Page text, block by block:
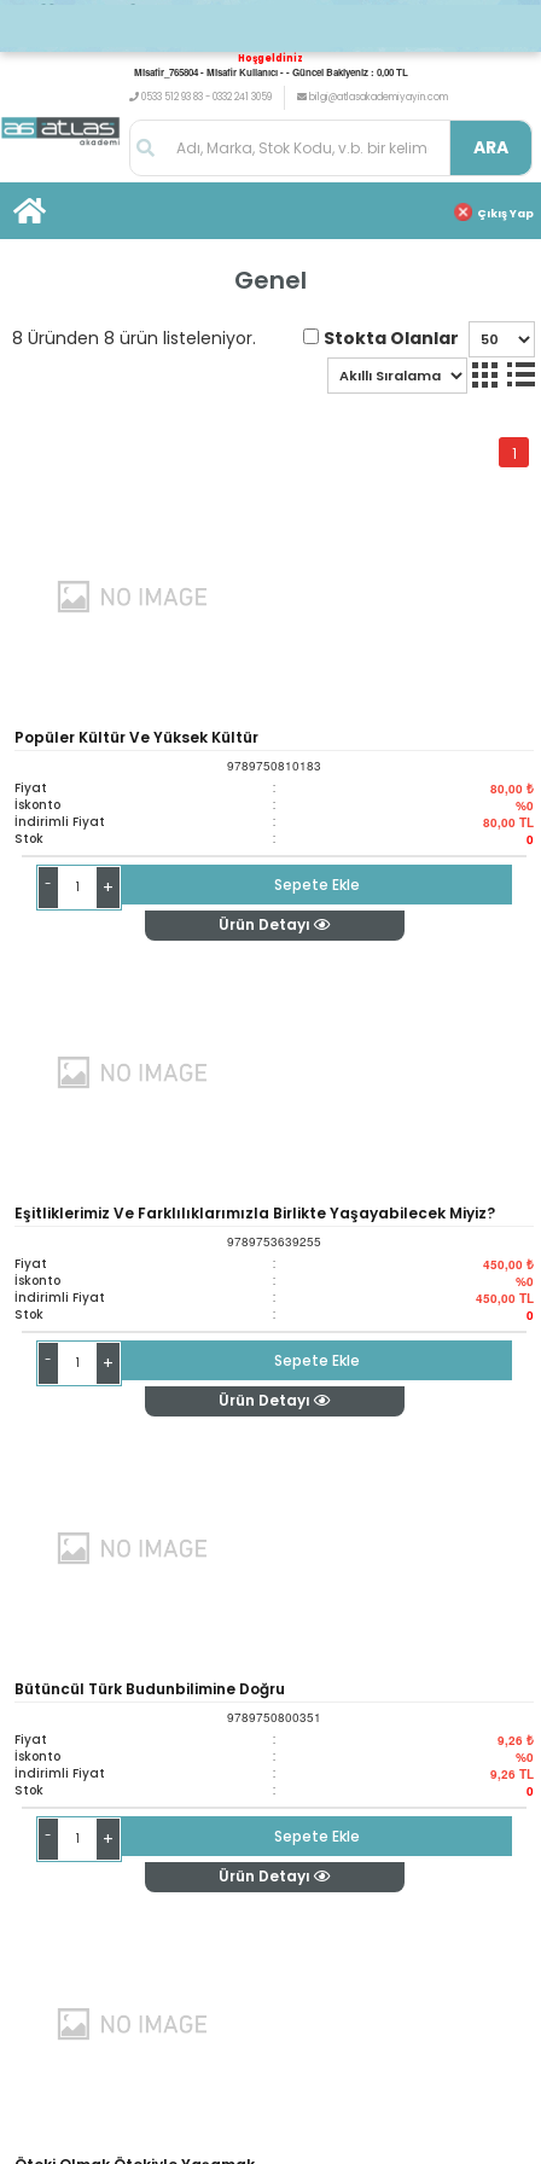
Hoşgeldiniz
Misafir_765804 - Misafir Kullanıcı - - Güncel Bakiyeniz : 0,00 TL
0533 512 93 83 - 0332 241 3059
bilgi@atlasakademiyayin.com
ARA
Çıkış Yap
Genel
8 Üründen 8 ürün listeleniyor. Stokta Olanlar
1
Popüler Kültür Ve Yüksek Kültür
9789750810183
Fiyat : 80,00 ₺
İskonto : %0
İndirimli Fiyat : 80,00 TL
Stok : 0
- +
Sepete Ekle
Ürün Detayı
Eşitliklerimiz Ve Farklılıklarımızla Birlikte Yaşayabilecek Miyiz?
9789753639255
Fiyat : 450,00 ₺
İskonto : %0
İndirimli Fiyat : 450,00 TL
Stok : 0
- +
Sepete Ekle
Ürün Detayı
Bütüncül Türk Budunbilimine Doğru
9789750800351
Fiyat : 9,26 ₺
İskonto : %0
İndirimli Fiyat : 9,26 TL
Stok : 0
- +
Sepete Ekle
Ürün Detayı